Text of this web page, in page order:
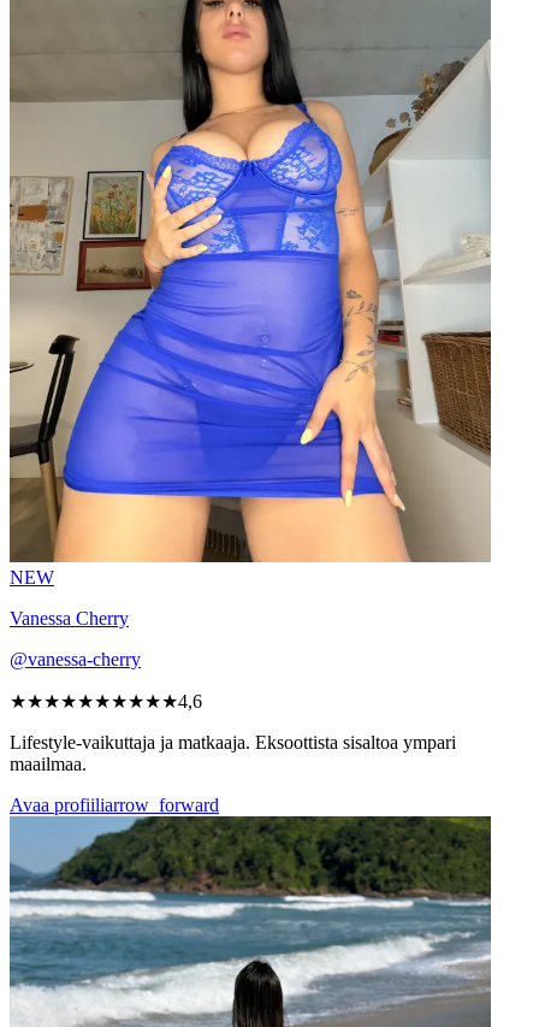
NEW
Vanessa Cherry
@vanessa-cherry
★★★★★★★★★★4,6
Lifestyle-vaikuttaja ja matkaaja. Eksoottista sisaltoa ympari
maailmaa.
Avaa profiiliarrow_forward